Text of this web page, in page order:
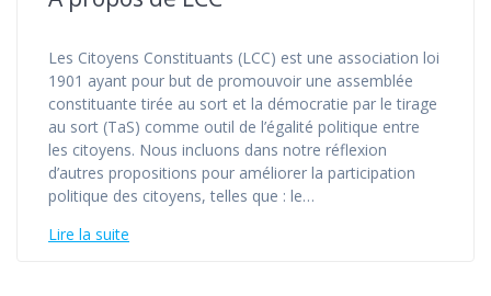
Les Citoyens Constituants (LCC) est une association loi
1901 ayant pour but de promouvoir une assemblée
constituante tirée au sort et la démocratie par le tirage
au sort (TaS) comme outil de l’égalité politique entre
les citoyens. Nous incluons dans notre réflexion
d’autres propositions pour améliorer la participation
politique des citoyens, telles que : le…
Lire la suite